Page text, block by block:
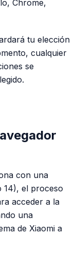
Chrome,
tu elección
cualquier
se
con una
14), el proceso
acceder a la
una
de Xiaomi a